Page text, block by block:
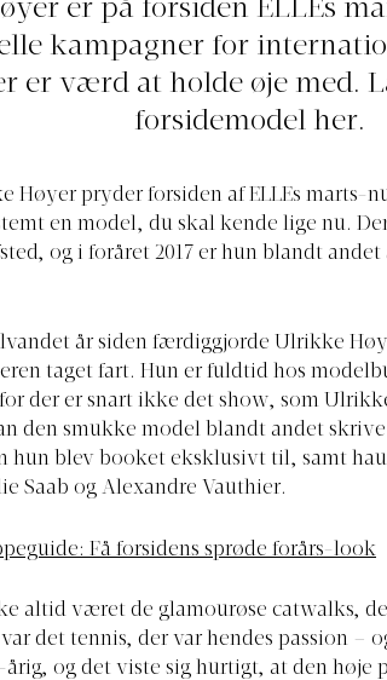
er på forsiden ELLEs
kampagner for
er værd at holde øje med.
forsidemodel her.
Høyer pryder forsiden af ELLEs marts-
en model, du skal kende lige nu.
og i foråret 2017 er hun blandt
år siden færdiggjorde Ulrikke
taget fart. Hun er fuldtid hos
der er snart ikke det show, som
den smukke model blandt andet
hun blev booket eksklusivt til, samt
Saab og Alexandre Vauthier.
Få forsidens sprøde forårs-look
altid været de glamourøse catwalks,
det tennis, der var hendes passion –
årig, og det viste sig hurtigt, at den høje